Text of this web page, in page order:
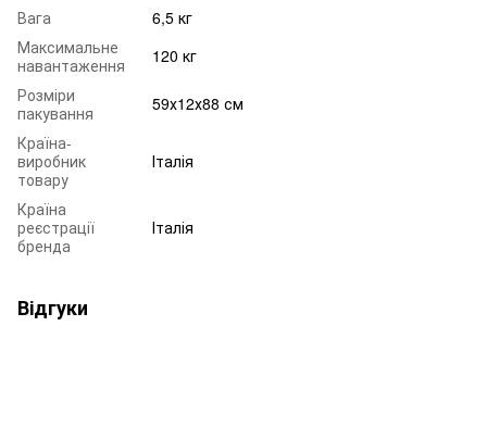
Вага
6,5 кг
Максимальне
навантаження
120 кг
Розміри
пакування
59х12х88 см
Країна-
виробник
товару
Італія
Країна
реєстрації
бренда
Італія
Відгуки